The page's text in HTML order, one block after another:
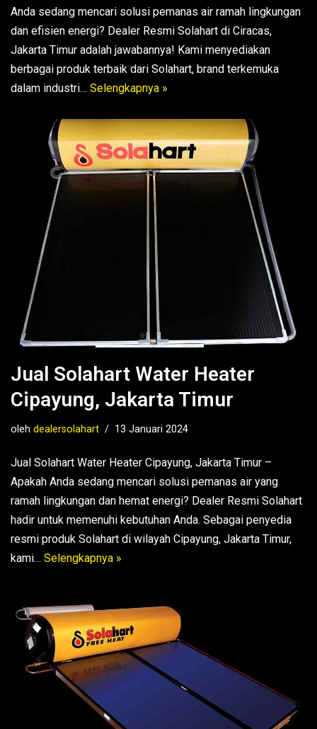
Anda sedang mencari solusi pemanas air ramah lingkungan
dan efisien energi? Dealer Resmi Solahart di Ciracas,
Jakarta Timur adalah jawabannya! Kami menyediakan
berbagai produk terbaik dari Solahart, brand terkemuka
dalam industri… Selengkapnya »
Jual Solahart Water Heater
Cipayung, Jakarta Timur
oleh dealersolahart 13 Januari 2024
Jual Solahart Water Heater Cipayung, Jakarta Timur –
Apakah Anda sedang mencari solusi pemanas air yang
ramah lingkungan dan hemat energi? Dealer Resmi Solahart
hadir untuk memenuhi kebutuhan Anda. Sebagai penyedia
resmi produk Solahart di wilayah Cipayung, Jakarta Timur,
kami… Selengkapnya »